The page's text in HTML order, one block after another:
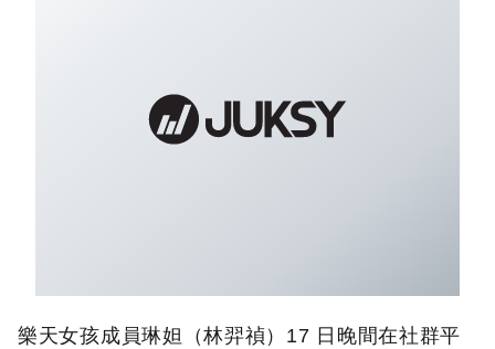
樂天女孩成員琳妲（林羿禎）17 日晚間在社群平